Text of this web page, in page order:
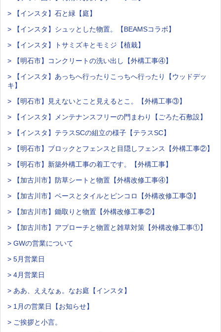
> 【インスタ】石と緑【庭】
> 【インスタ】シュッとした物置。【BEAMSコラボ】
> 【インスタ】トサミズキとモミジ【植栽】
> 【明石市】コンクリートの洗い出し【外構工事④】
> 【インスタ】あっちへ行ったりこっちへ行ったり【ウッドデッ
キ】
> 【明石市】見えないとこと見えるとこ。【外構工事③】
> 【インスタ】メンテナンスフリーの門まわり【ごろた石敷設】
> 【インスタ】テラスSCの組立の様子【テラスSC】
> 【明石市】ブロックとフェンスと目隠しフェンス【外構工事②】
> 【明石市】新築外構工事の着工です。【外構工事】
> 【加古川市】防草シートと物置【外構改修工事④】
> 【加古川市】ベースとタイルとピンコロ【外構改修工事③】
> 【加古川市】鋤取りと物置【外構改修工事②】
> 【加古川市】アプローチと物置と雑草対策【外構改修工事①】
> GWの営業について
> 5月営業日
> 4月営業日
> ああ、ええなぁ。なお庭【インスタ】
> 1月の営業日【お知らせ】
> ご挨拶と小言。